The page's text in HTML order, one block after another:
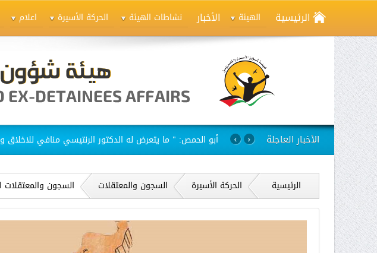
الرئيسية الهيئة الأخبار نشاطات الهيئة الحركة الأسيرة اعلام
الأخبار العاجلة استمرار مسلسل الانتهاكات بحق الاسيرات في سجن › ‹
الرئيسية الحركة الأسيرة السجون والمعتقلات السجون والمعتقلات